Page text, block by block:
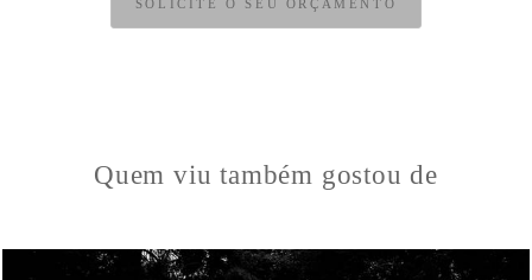
SOLICITE O SEU ORÇAMENTO
Quem viu também gostou de